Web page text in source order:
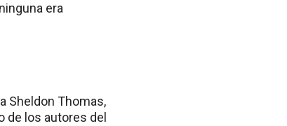
era
Sheldon Thomas,
de los autores del